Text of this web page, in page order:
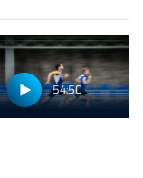
54:50